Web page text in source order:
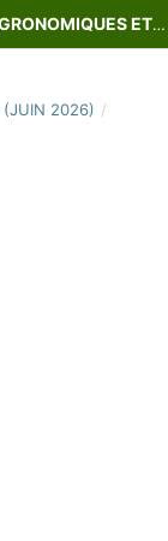
REVUE MAROCAINE DES SCIENCES AGRONOMIQUES ET VÉTÉRINAIRES
2026) /